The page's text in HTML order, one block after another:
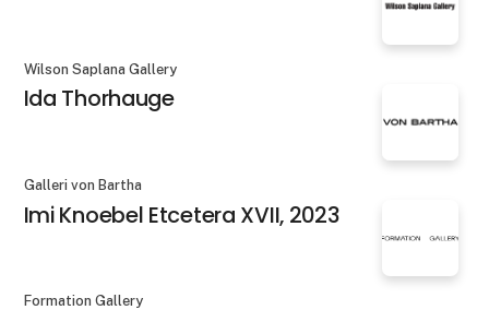
Wilson Saplana Gallery
Ida Thorhauge
Galleri von Bartha
Imi Knoebel Etcetera XVII, 2023
Formation Gallery